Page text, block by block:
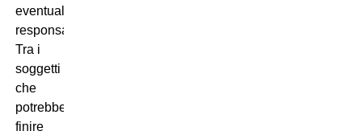
eventuali
responsabilità.
Tra i
soggetti
che
potrebbero
finire